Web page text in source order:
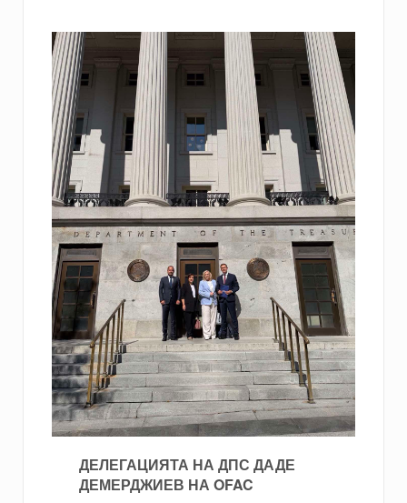
ДЕЛЕГАЦИЯТА НА ДПС ДАДЕ
ДЕМЕРДЖИЕВ НА OFAC